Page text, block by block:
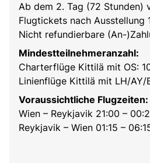
Ab dem 2. Tag (72 Stunden)
Flugtickets nach Ausstellung
Nicht refundierbare (An-
Mindestteilnehmeranzahl:
Charterflüge Kittilä mit OS:
Linienflüge Kittilä mit LH/AY/
Voraussichtliche Flugzeiten:
Wien – Reykjavik 21:00 –
Reykjavik – Wien 01:15 –